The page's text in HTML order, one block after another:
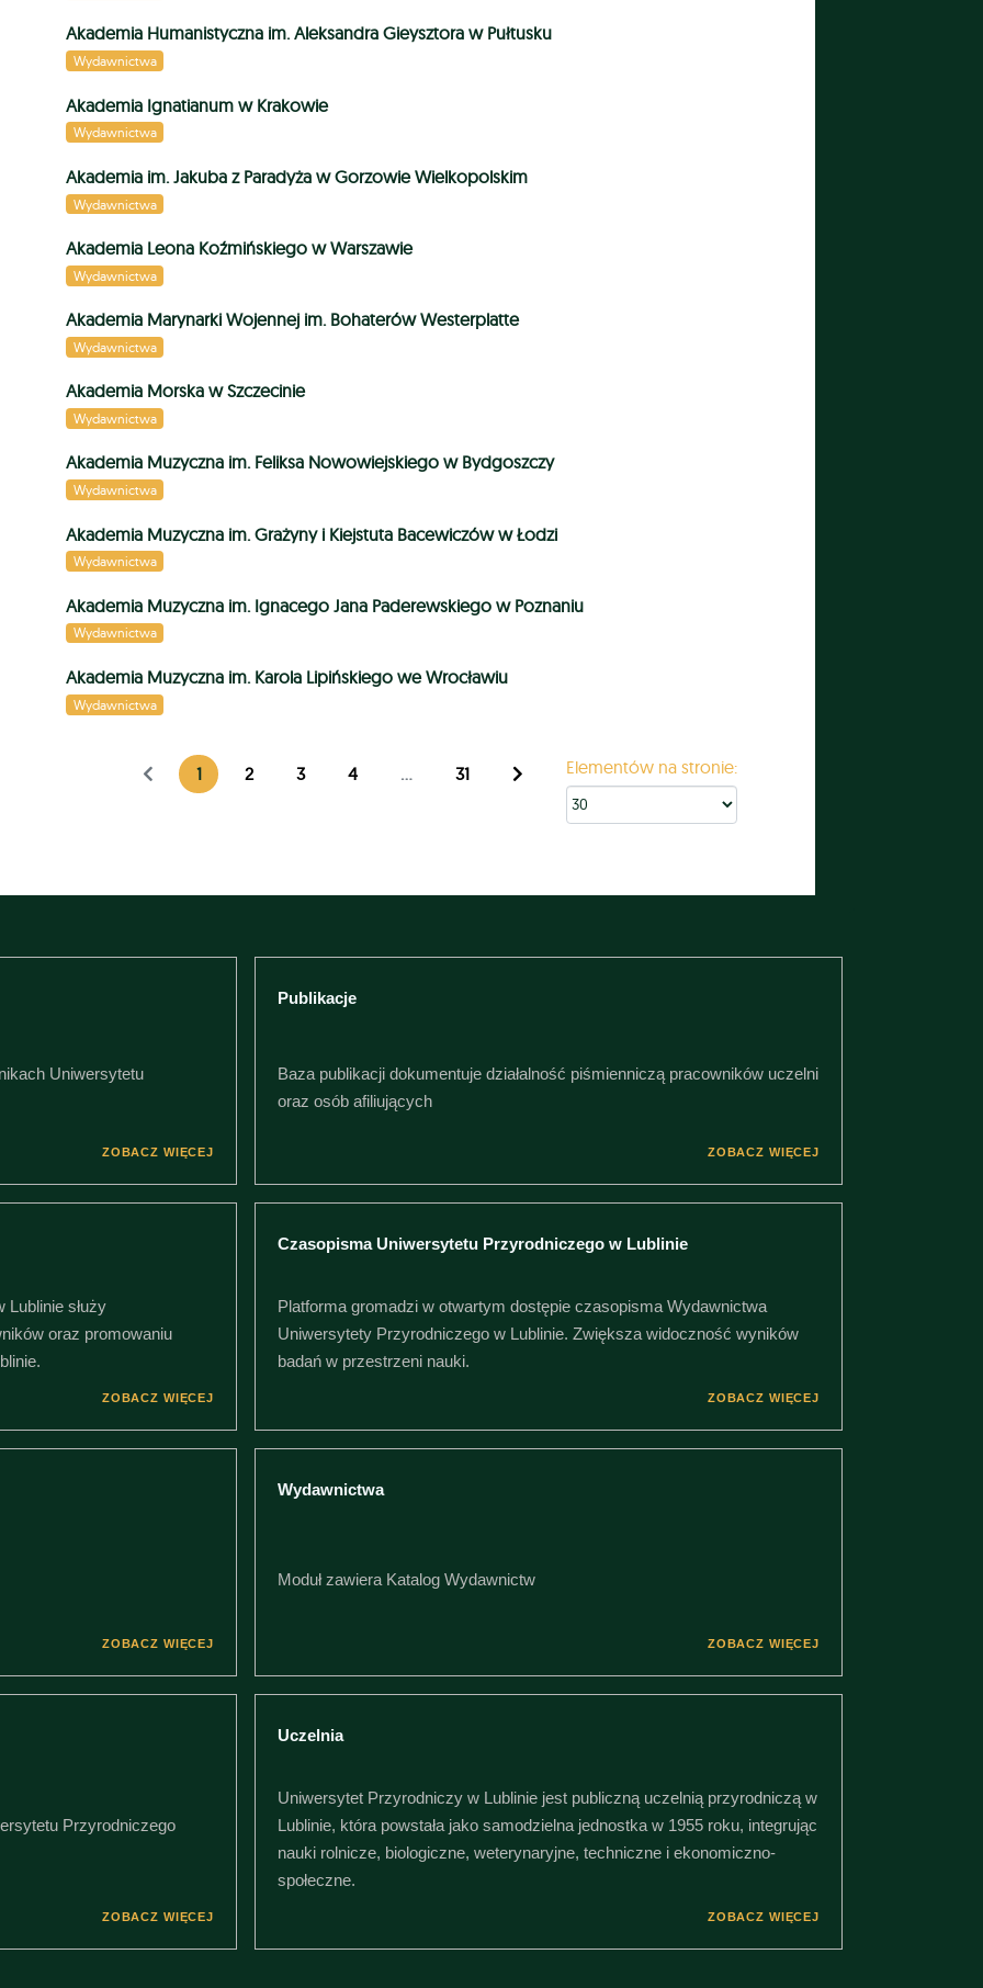
Akademia Humanistyczna im. Aleksandra Gieysztora w Pułtusku
Wydawnictwa
Akademia Ignatianum w Krakowie
Wydawnictwa
Akademia im. Jakuba z Paradyża w Gorzowie Wielkopolskim
Wydawnictwa
Akademia Leona Koźmińskiego w Warszawie
Wydawnictwa
Akademia Marynarki Wojennej im. Bohaterów Westerplatte
Wydawnictwa
Akademia Morska w Szczecinie
Wydawnictwa
Akademia Muzyczna im. Feliksa Nowowiejskiego w Bydgoszczy
Wydawnictwa
Akademia Muzyczna im. Grażyny i Kiejstuta Bacewiczów w Łodzi
Wydawnictwa
Akademia Muzyczna im. Ignacego Jana Paderewskiego w Poznaniu
Wydawnictwa
Akademia Muzyczna im. Karola Lipińskiego we Wrocławiu
Wydawnictwa
1 2 3 4 ... 31 Elementów na stronie:
Uniwersytetu
ZOBACZ WIĘCEJ
Publikacje
Baza publikacji dokumentuje działalność piśmienniczą pracowników uczelni
oraz osób afiliujących
ZOBACZ WIĘCEJ
służy
oraz promowaniu
ZOBACZ WIĘCEJ
Czasopisma Uniwersytetu Przyrodniczego w Lublinie
Platforma gromadzi w otwartym dostępie czasopisma Wydawnictwa
Uniwersytety Przyrodniczego w Lublinie. Zwiększa widoczność wyników
badań w przestrzeni nauki.
ZOBACZ WIĘCEJ
ZOBACZ WIĘCEJ
Wydawnictwa
Moduł zawiera Katalog Wydawnictw
ZOBACZ WIĘCEJ
Przyrodniczego
ZOBACZ WIĘCEJ
Uczelnia
Uniwersytet Przyrodniczy w Lublinie jest publiczną uczelnią przyrodniczą w
Lublinie, która powstała jako samodzielna jednostka w 1955 roku, integrując
nauki rolnicze, biologiczne, weterynaryjne, techniczne i ekonomiczno-
społeczne.
ZOBACZ WIĘCEJ